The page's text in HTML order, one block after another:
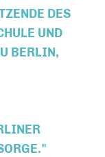
DES
UND
BERLIN,